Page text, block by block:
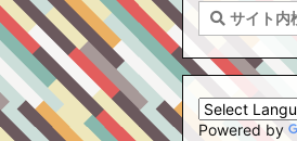
Powered by